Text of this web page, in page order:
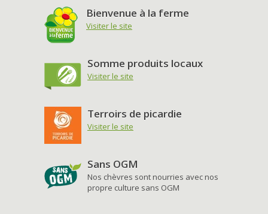
Bienvenue à la ferme
Visiter le site
Somme produits locaux
Visiter le site
Terroirs de picardie
Visiter le site
Sans OGM
Nos chèvres sont nourries avec nos
propre culture sans OGM